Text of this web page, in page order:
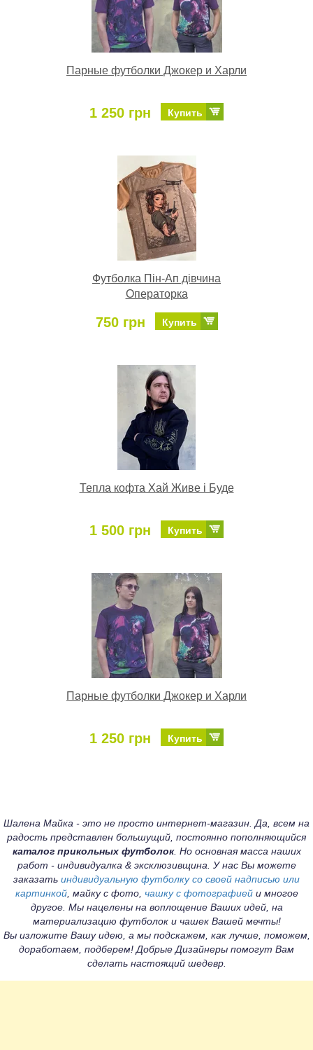
Парные футболки Джокер и Харли
1 250 грн Купить
Футболка Пін-Ап дівчина
Операторка
750 грн Купить
Тепла кофта Хай Живе і Буде
1 500 грн Купить
Парные футболки Джокер и Харли
1 250 грн Купить
Шалена Майка - это не просто интернет-магазин. Да, всем на
радость представлен большущий, постоянно пополняющийся
каталог прикольных футболок. Но основная масса наших
работ - индивидуалка & эксклюзивщина. У нас Вы можете
заказать индивидуальную футболку со своей надписью или
картинкой, майку с фото, чашку с фотографиейи многое
другое. Мы нацелены на воплощение Ваших идей, на
материализацию футболок и чашек Вашей мечты!
Вы изложите Вашу идею, а мы подскажем, как лучше, поможем,
доработаем, подберем! Добрые Дизайнеры помогут Вам
сделать настоящий шедевр.